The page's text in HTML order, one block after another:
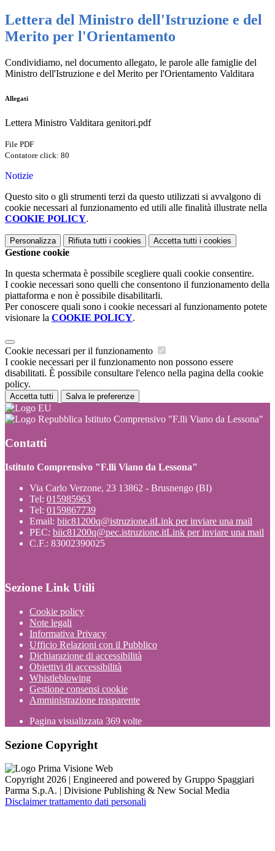
Lettera del Ministro dell'Istruzione e del
Merito per l'Orientamento
Condividiamo, nel documento allegato, le parole alle famiglie del
Ministro dell'Istruzione e del Merito per l'Orientamento Valditara
Allegati
Lettera Ministro Valditara genitori.pdf
File PDF
Contatore click: 80
Notizie
Questo sito o gli strumenti terzi da questo utilizzati si avvalgono di
cookie necessari al funzionamento ed utili alle finalità illustrate nella
COOKIE POLICY.
Personalizza Rifiuta tutti i cookies Accetta tutti i cookies
Gestione cookie
In questa schermata è possibile scegliere quali cookie consentire.
I cookie necessari sono quelli che consentono il funzionamento della
piattaforma e non è possibile disabilitarli.
Per conoscere quali sono i cookie necessari al funzionamento potete
visionare la COOKIE POLICY.
Cookie necessari per il funzionamento
I cookie necessari per il funzionamento non possono essere
disabilitati. È possibile consultare l'elenco nella pagina della cookie
policy.
Accetta tutti Salva le preferenze
Istituto Comprensivo "F.lli Viano da Lessona"
Contatti
Istituto Comprensivo "F.lli Viano da Lessona"
Via Carlo Verzone, 23 13862 - Brusnengo (BI)
Tel: 015985963
Tel: 0159867739
Email: biic81200q@istruzione.itLink per inviare una mail
PEC: biic81200q@pec.istruzione.itLink per inviare una mail
C.F.: 83002390025
Sezione Link Utili
Cookie policy
Note legali
Informativa Privacy
Ufficio Relazioni con il Pubblico
Dichiarazione di accessibilità
Obiettivi di accessibilità
Whistleblowing
Gestione consensi cookie
Amministrazione trasparente
Pagina visualizzata 369 volte
Sezione Copyright
Copyright 2026 | Engineered and powered by Gruppo Spaggiari
Parma S.p.A. | Divisione Publishing & New Social Media
Disclaimer trattamento dati personali